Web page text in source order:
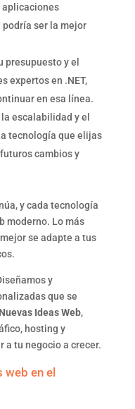
aplicaciones
ser la mejor
presupuesto y el
expertos en .NET,
en esa línea.
escalabilidad y el
tecnología que elijas
cambios y
y cada tecnología
moderno. Lo más
se adapte a tus
y
que se
Nuevas Ideas Web,
hosting y
a tu negocio a crecer.
web en el